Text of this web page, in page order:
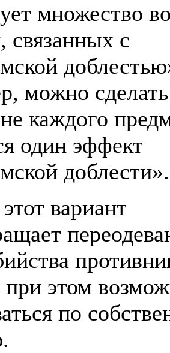
множество
связанных с
можно
каждого
один эффект
доблести».
вариант
при этом
по